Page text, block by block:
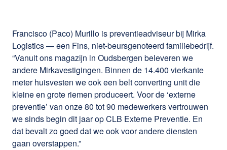
Francisco (Paco) Murillo is preventieadviseur bij Mirka
Logistics — een Fins, niet-beursgenoteerd familiebedrijf.
“Vanuit ons magazijn in Oudsbergen beleveren we
andere Mirkavestigingen. Binnen de 14.400 vierkante
meter huisvesten we ook een belt converting unit die
kleine en grote riemen produceert. Voor de ‘externe
preventie’ van onze 80 tot 90 medewerkers vertrouwen
we sinds begin dit jaar op CLB Externe Preventie. En
dat bevalt zo goed dat we ook voor andere diensten
gaan overstappen.”